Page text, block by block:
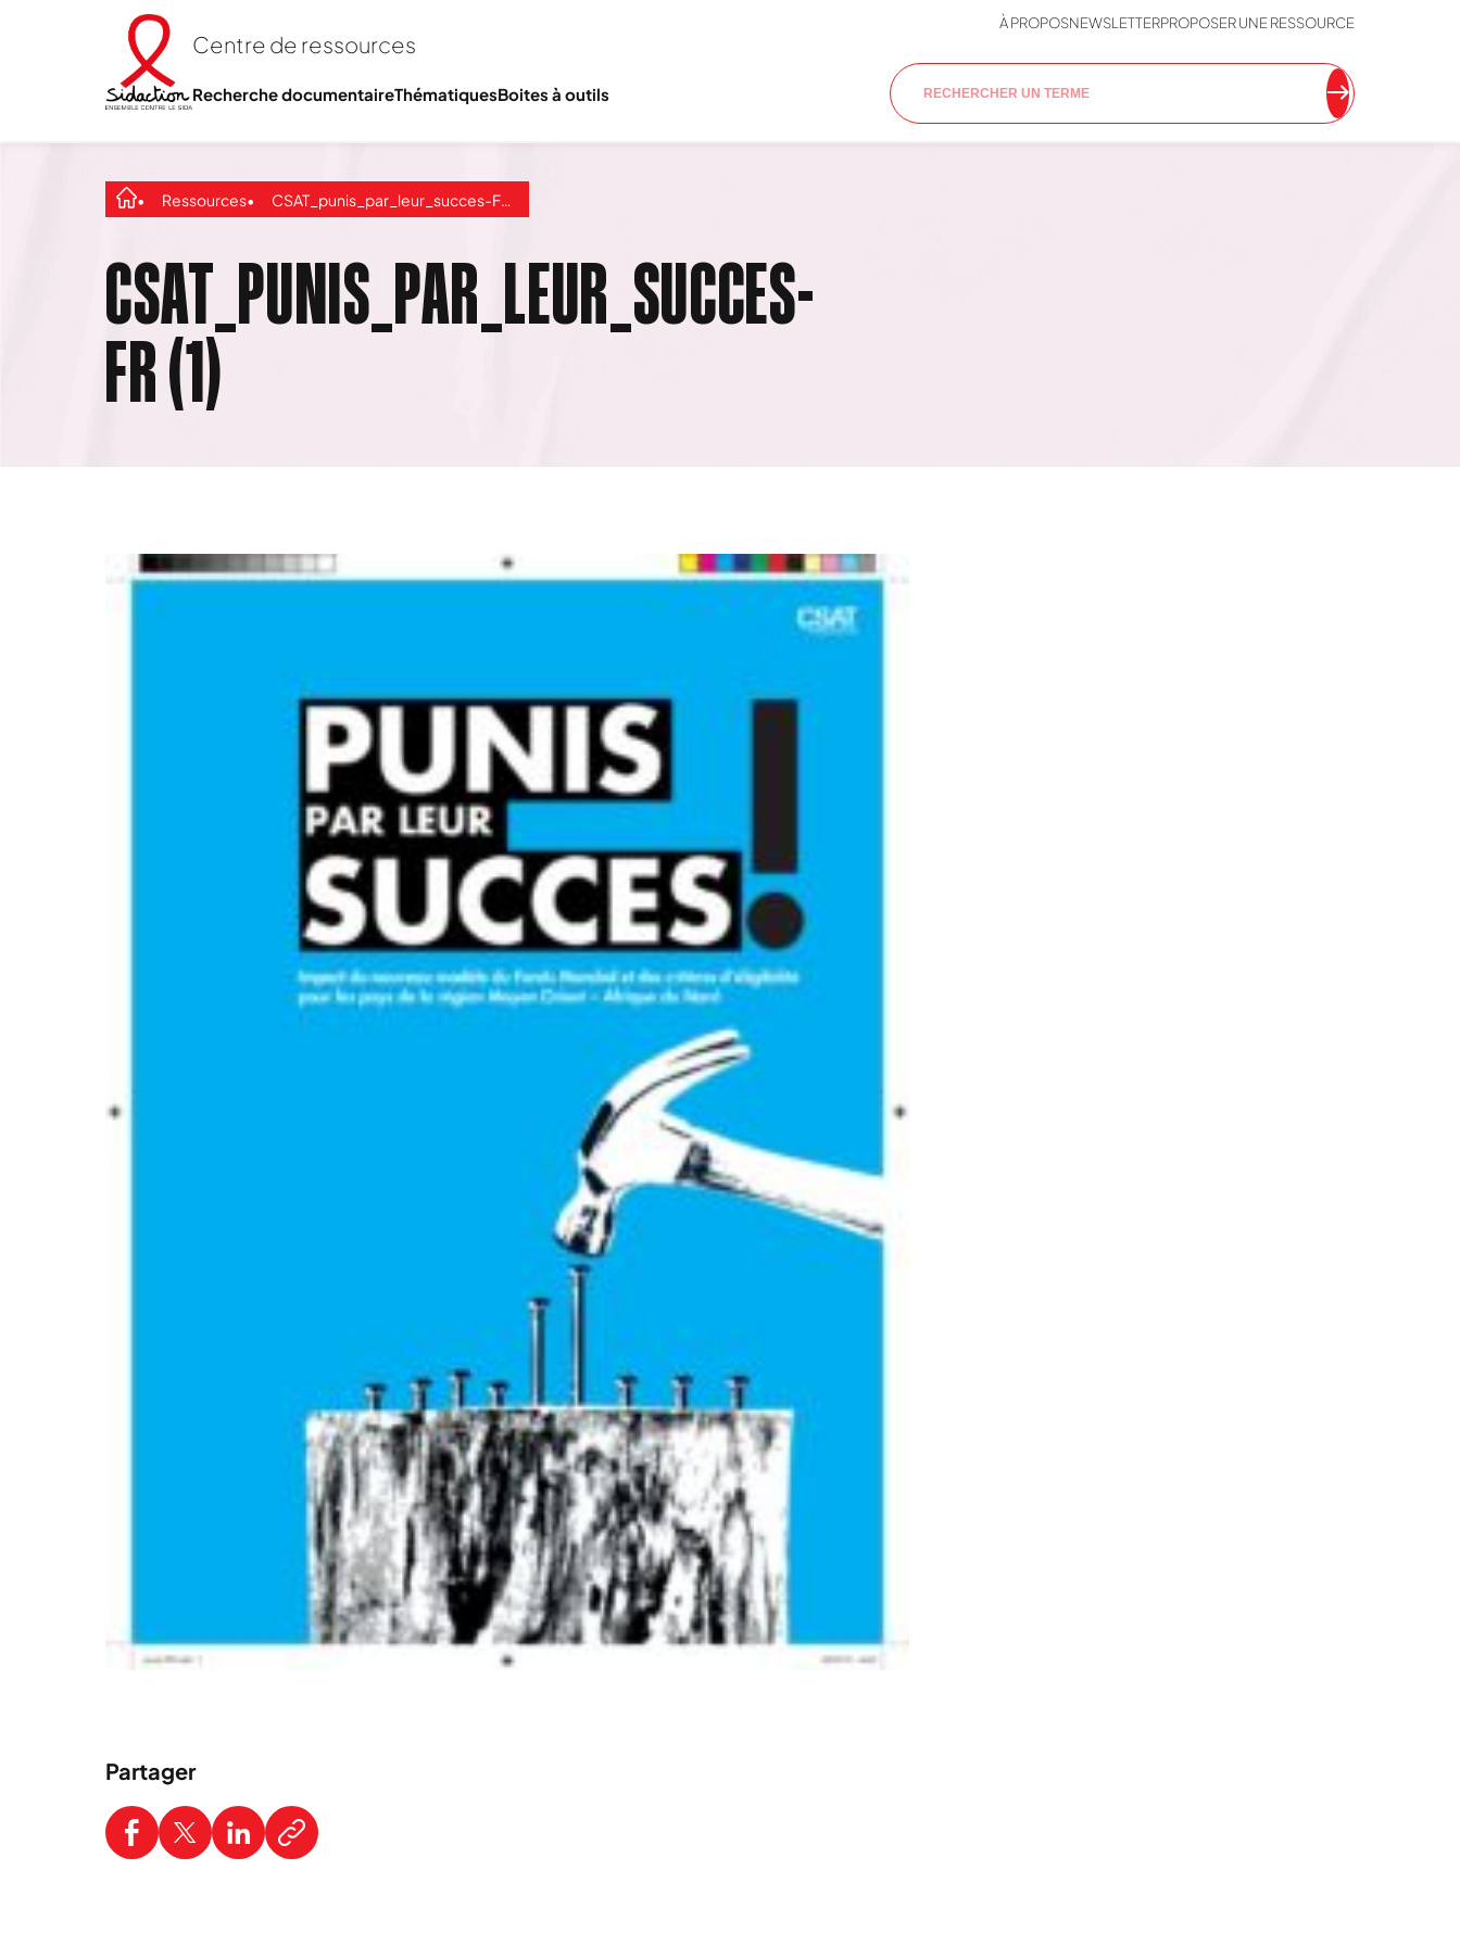
Centre de ressources
À PROPOSNEWSLETTERPROPOSER UNE RESSOURCE
Recherche documentaireThématiquesBoites à outils
Ressources CSAT_punis_par_leur_succes-FR (1)
CSAT_PUNIS_PAR_LEUR_SUCCES-
FR (1)
Partager